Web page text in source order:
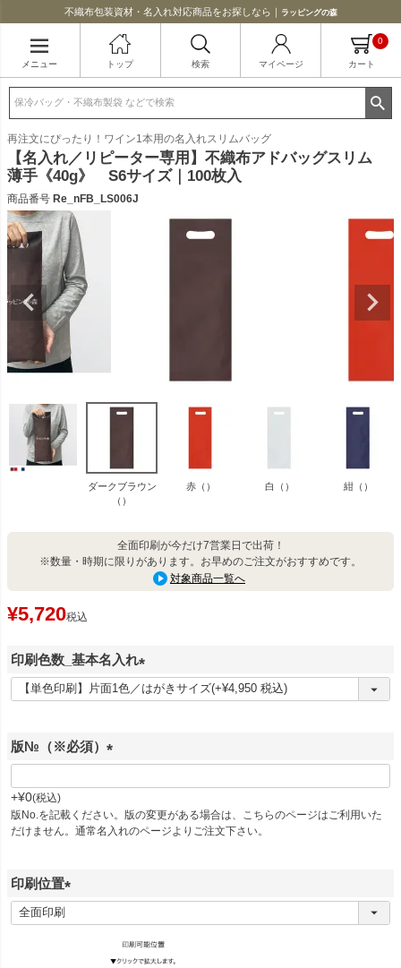
不織布包装資材・名入れ対応商品をお探しなら｜ ラッピングの森
メニュー トップ 検索 マイページ カート
0
再注文にぴったり！ワイン1本用の名入れスリムバッグ
【名入れ／リピーター専用】不織布アドバッグスリム
薄手《40g》 S6サイズ｜100枚入
商品番号 Re_nFB_LS006J
ダークブラウン
（）
赤（） 白（） 紺（）
全面印刷が今だけ7営業日で出荷！
※数量・時期に限りがあります。お早めのご注文がおすすめです。
対象商品一覧へ
¥5,720税込
印刷色数_基本名入れ
(
必
版№（※必須）
必
須
)
+¥0 税込
版No.を記載ください。版の変更がある場合は、こちらのページはご利用いた
だけません。通常名入れのページよりご注文下さい。
印刷位置
(
必